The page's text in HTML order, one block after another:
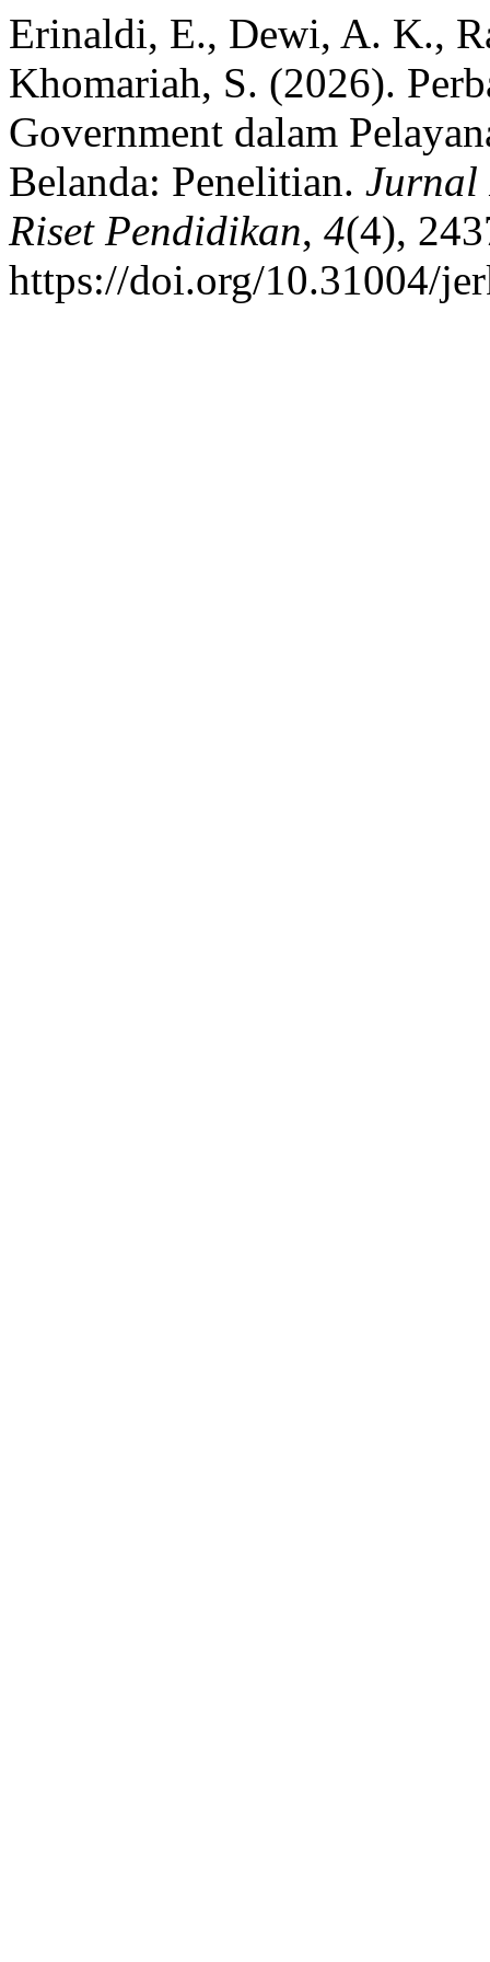
Erinaldi, E., Dewi, A. K.,
Khomariah, S. (2026).
Government dalam
Belanda: Penelitian. Jurnal
Riset Pendidikan, 4(4),
https://doi.org/10.31004/